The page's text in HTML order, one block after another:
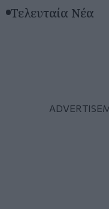
Τελευταία Νέα